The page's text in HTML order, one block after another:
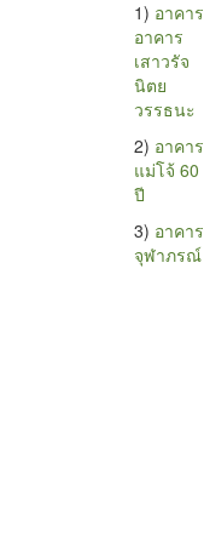
1) อาคาร
อาคาร
เสาวรัจ
นิตย
วรรธนะ
2) อาคาร
แม่โจ้ 60
ปี
3) อาคาร
จุฬาภรณ์